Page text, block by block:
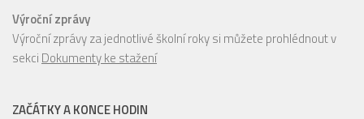
Výroční zprávy
Výroční zprávy za jednotlivé školní roky si můžete prohlédnout v
sekci Dokumenty ke stažení
ZAČÁTKY A KONCE HODIN